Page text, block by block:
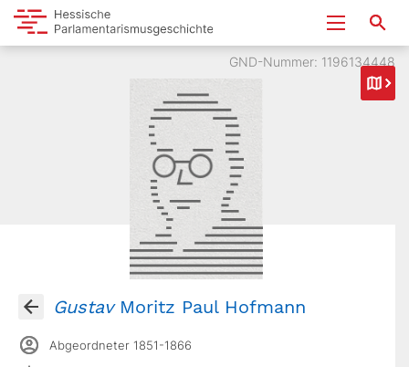
GND-Nummer: 1196134448
GustavMoritz Paul Hofmann
Abgeordneter 1851-1866